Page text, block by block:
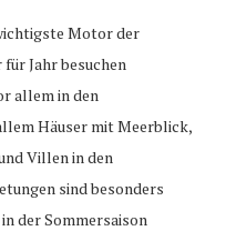
Motor der
Jahr besuchen
allem in den
Häuser mit Meerblick,
Villen in den
sind besonders
der Sommersaison